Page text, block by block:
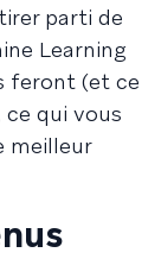
parti de
Learning
feront (et ce
qui vous
meilleur